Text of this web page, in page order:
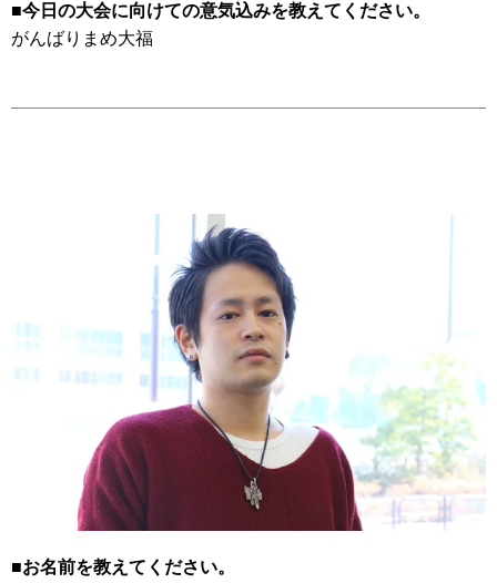
■今日の大会に向けての意気込みを教えてください。
がんばりまめ大福
■お名前を教えてください。